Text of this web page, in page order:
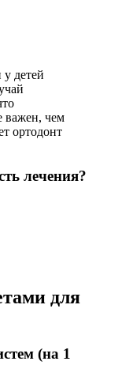
детей
важен, чем
ортодонт
лечения?
для
(на 1